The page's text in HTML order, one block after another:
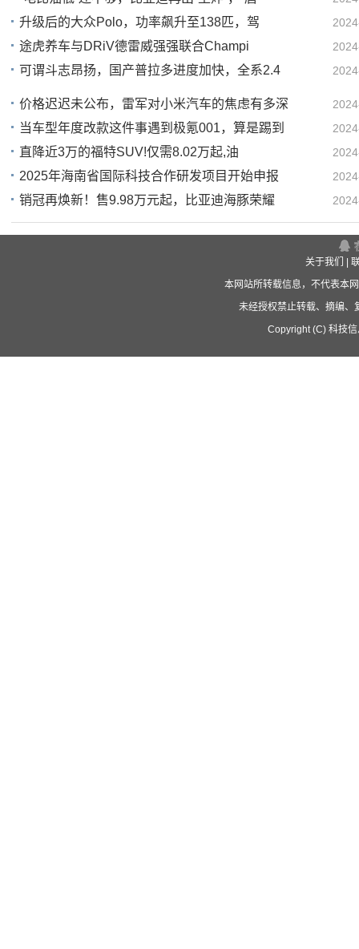
升级后的大众Polo，功率飙升至138匹，驾
途虎养车与DRiV德雷威强强联合Champi
可谓斗志昂扬，国产普拉多进度加快，全系2.4
价格迟迟未公布，雷军对小米汽车的焦虑有多深
当车型年度改款这件事遇到极氪001，算是踢到
直降近3万的福特SUV!仅需8.02万起,油
2025年海南省国际科技合作研发项目开始申报
销冠再焕新！售9.98万元起，比亚迪海豚荣耀
关于我们
本网站所转载信息，不代表本
未经授权禁止转载、摘编、
Copyright (C) 科技